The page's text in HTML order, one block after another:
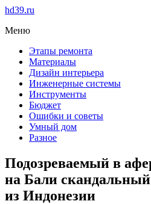
hd39.ru
Меню
Этапы ремонта
Материалы
Дизайн интерьера
Инженерные системы
Инструменты
Бюджет
Ошибки и советы
Умный дом
Разное
Подозреваемый в
на Бали скандальный
из Индонезии